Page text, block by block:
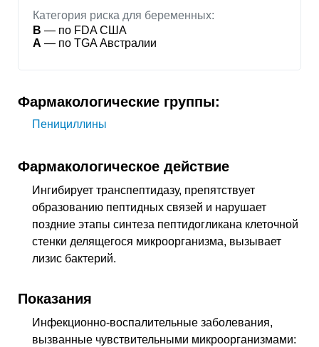
Категория риска для беременных:
B — по FDA США
A — по TGA Австралии
Фармакологические группы:
Пенициллины
Фармакологическое действие
Ингибирует транспептидазу, препятствует
образованию пептидных связей и нарушает
поздние этапы синтеза пептидогликана клеточной
стенки делящегося микроорганизма, вызывает
лизис бактерий.
Показания
Инфекционно-воспалительные заболевания,
вызванные чувствительными микроорганизмами: